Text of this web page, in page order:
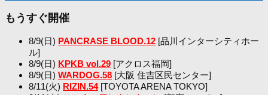
もうすぐ開催
8/9(日) PANCRASE BLOOD.12 [品川インターシティホー
ル]
8/9(日) KPKB vol.29 [アクロス福岡]
8/9(日) WARDOG.58 [大阪 住吉区民センター]
8/11(火) RIZIN.54[TOYOTA ARENA TOKYO]